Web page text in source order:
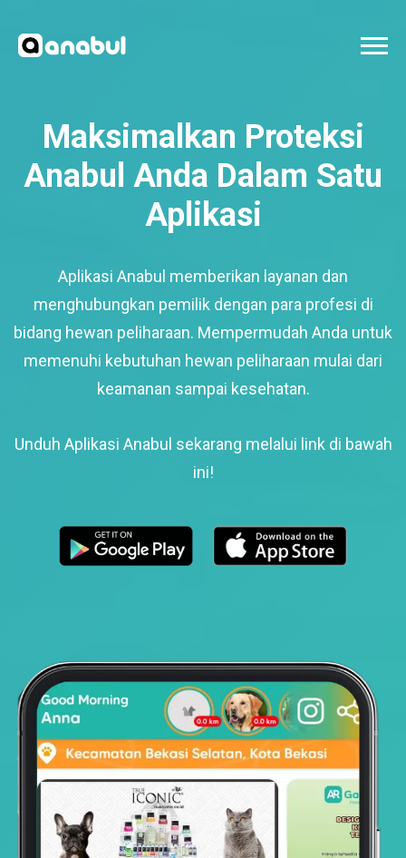
Maksimalkan Proteksi
Anabul Anda Dalam Satu
Aplikasi
Aplikasi Anabul memberikan layanan dan
menghubungkan pemilik dengan para profesi di
bidang hewan peliharaan. Mempermudah Anda untuk
memenuhi kebutuhan hewan peliharaan mulai dari
keamanan sampai kesehatan.
Unduh Aplikasi Anabul sekarang melalui link di bawah
ini!